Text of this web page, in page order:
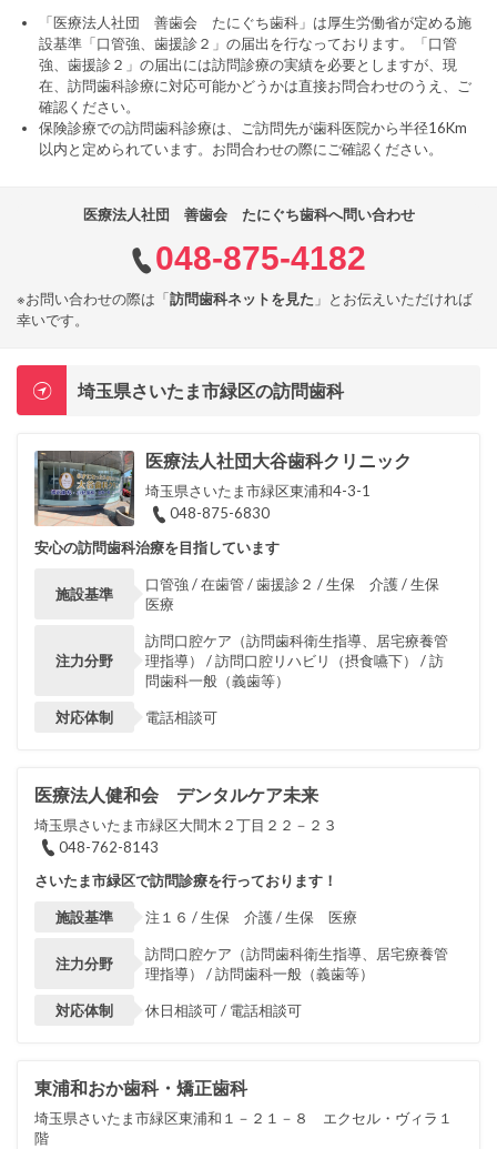
「医療法人社団 善歯会 たにぐち歯科」は厚生労働省が定める施
設基準「口管強、歯援診２」の届出を行なっております。「口管
強、歯援診２」の届出には訪問診療の実績を必要としますが、現
在、訪問歯科診療に対応可能かどうかは直接お問合わせのうえ、ご
確認ください。
保険診療での訪問歯科診療は、ご訪問先が歯科医院から半径16Km
以内と定められています。お問合わせの際にご確認ください。
医療法人社団 善歯会 たにぐち歯科へ問い合わせ
048-875-4182
※お問い合わせの際は「訪問歯科ネットを見た 」とお伝えいただければ
幸いです。
埼玉県さいたま市緑区の訪問歯科
医療法人社団大谷歯科クリニック
埼玉県さいたま市緑区東浦和4-3-1
048-875-6830
安心の訪問歯科治療を目指しています
施設基準
口管強 / 在歯管 / 歯援診２ / 生保 介護 / 生保
医療
注力分野
訪問口腔ケア（訪問歯科衛生指導、居宅療養管
理指導） / 訪問口腔リハビリ（摂食嚥下） / 訪
問歯科一般（義歯等）
対応体制 電話相談可
医療法人健和会 デンタルケア未来
埼玉県さいたま市緑区大間木２丁目２２－２３
048-762-8143
さいたま市緑区で訪問診療を行っております！
施設基準 注１６ / 生保 介護 / 生保 医療
注力分野
訪問口腔ケア（訪問歯科衛生指導、居宅療養管
理指導） / 訪問歯科一般（義歯等）
対応体制 休日相談可 / 電話相談可
東浦和おか歯科・矯正歯科
埼玉県さいたま市緑区東浦和１－２１－８ エクセル・ヴィラ１
階